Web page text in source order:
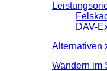
DAV-
Alternativen
Wandern im